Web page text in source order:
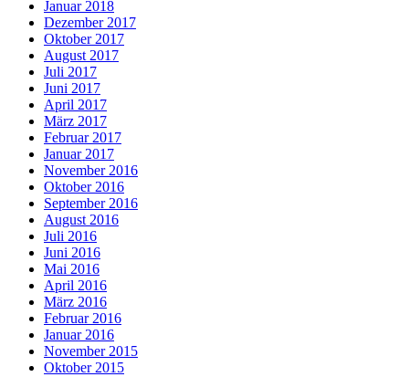
Januar 2018
Dezember 2017
Oktober 2017
August 2017
Juli 2017
Juni 2017
April 2017
März 2017
Februar 2017
Januar 2017
November 2016
Oktober 2016
September 2016
August 2016
Juli 2016
Juni 2016
Mai 2016
April 2016
März 2016
Februar 2016
Januar 2016
November 2015
Oktober 2015